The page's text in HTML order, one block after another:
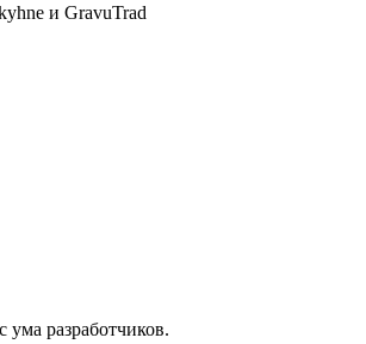
и GravuTrad
ума разработчиков.